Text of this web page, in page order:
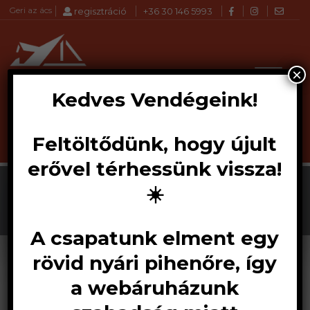
Geri az ács regisztráció +36 30 146 5993
Products
KERESÉS
Akció!
Kedves Vendégeink!
Feltöltődünk, hogy újult
erővel térhessünk vissza!
☀️
A csapatunk elment egy
rövid nyári pihenőre, így
a webáruházunk
×